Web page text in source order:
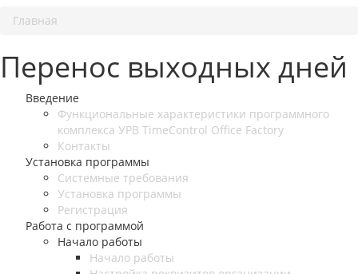
Главная
Перенос выходных дней
Введение
Функциональные характеристики программного
комплекса УРВ TimeControl Office Factory
Контакты
Установка программы
Системные требования
Установка программы
Регистрация
Работа с программой
Начало работы
Начало работы